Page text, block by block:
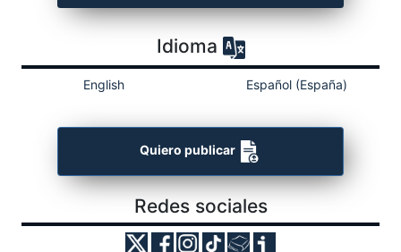
Idioma
English Español (España)
Quiero publicar
Redes sociales